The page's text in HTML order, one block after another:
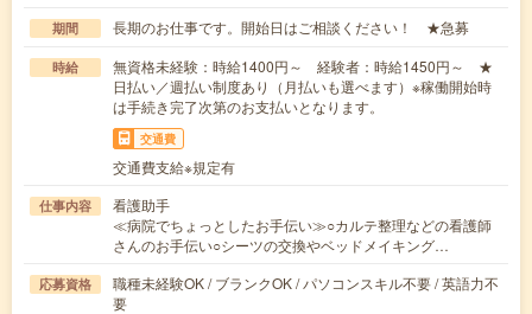
期間 長期のお仕事です。開始日はご相談ください！ ★急募
時給
無資格未経験：時給1400円～ 経験者：時給1450円～ ★
日払い／週払い制度あり（月払いも選べます）※稼働開始時
は手続き完了次第のお支払いとなります。
交通費
交通費支給※規定有
仕事内容
看護助手
≪病院でちょっとしたお手伝い≫○カルテ整理などの看護師
さんのお手伝い○シーツの交換やベッドメイキング…
応募資格
職種未経験OK / ブランクOK / パソコンスキル不要 / 英語力不
要